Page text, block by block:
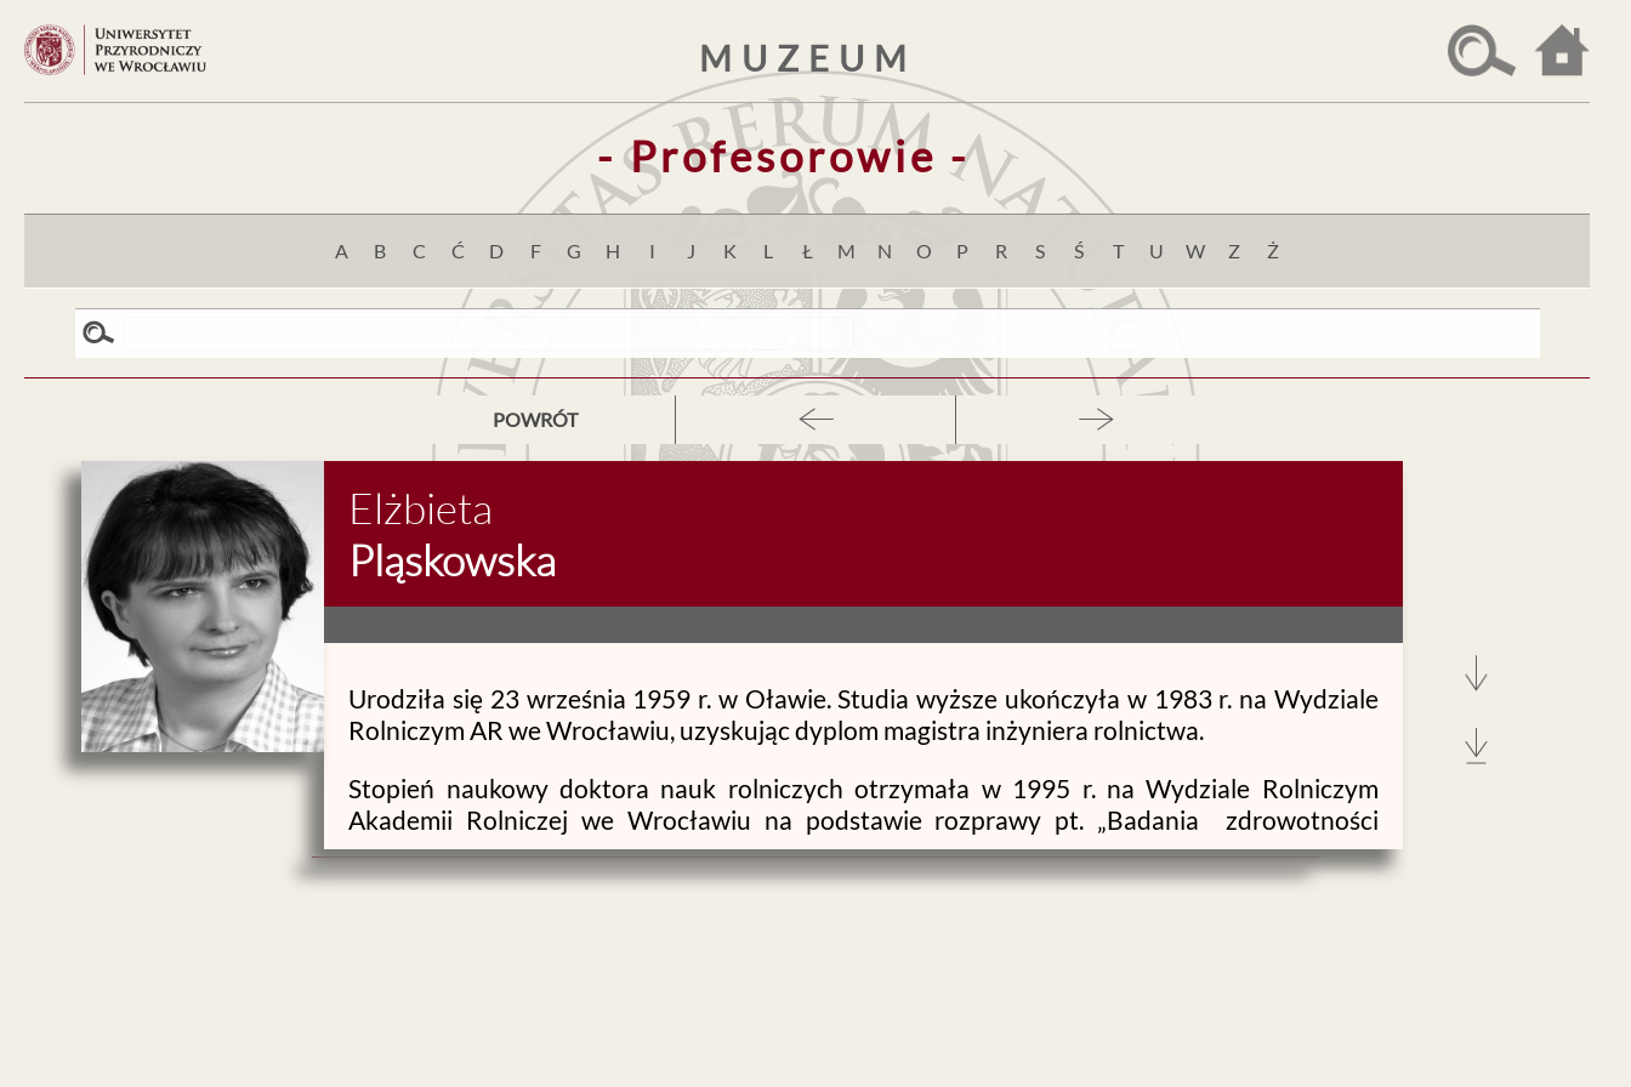
MUZEUM
- Profesorowie -
A B C Ć D F G H I J K L Ł M N O P R S Ś T U W Z Ż
POWRÓT
Elżbieta
Pląskowska
Urodziła się 23 września 1959 r. w Oławie. Studia wyższe ukończyła w 1983 r. na Wydziale
Rolniczym AR we Wrocławiu, uzyskując dyplom magistra inżyniera rolnictwa.
Stopień naukowy doktora nauk rolniczych otrzymała w 1995 r. na Wydziale Rolniczym
Akademii Rolniczej we Wrocławiu na podstawie rozprawy pt. „Badania zdrowotności
pszenicy ozimej w zależności od zastosowanego przedplonu”, a stopień doktora
habilitowanego nauk rolniczych, w zakresie agronomii uzyskała w 2006 r. na Wydziale